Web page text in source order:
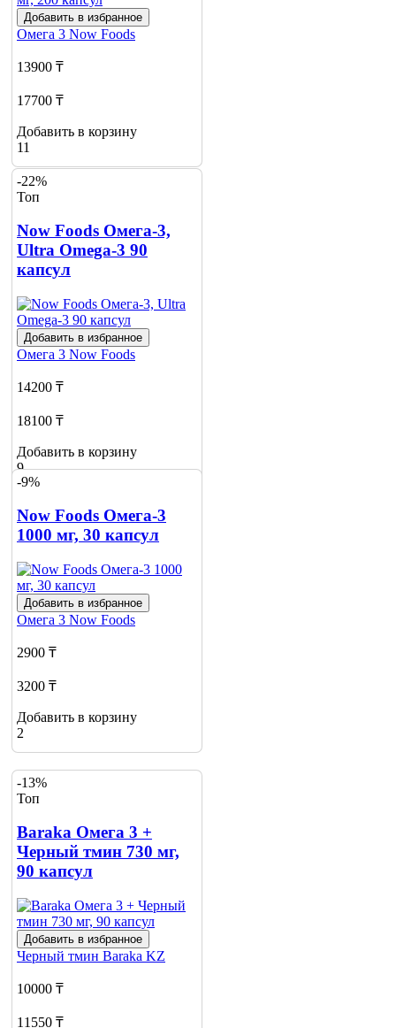
Добавить в избранное
Омега 3 Now Foods
13900 ₸
17700 ₸
Добавить в корзину
11
-22%
Топ
Now Foods Омега-3,
Ultra Omega-3 90
капсул
Добавить в избранное
Омега 3 Now Foods
14200 ₸
18100 ₸
Добавить в корзину
9
-9%
Now Foods Омега-3
1000 мг, 30 капсул
Добавить в избранное
Омега 3 Now Foods
2900 ₸
3200 ₸
Добавить в корзину
2
-13%
Топ
Baraka Омега 3 +
Черный тмин 730 мг,
90 капсул
Добавить в избранное
Черный тмин Baraka KZ
10000 ₸
11550 ₸